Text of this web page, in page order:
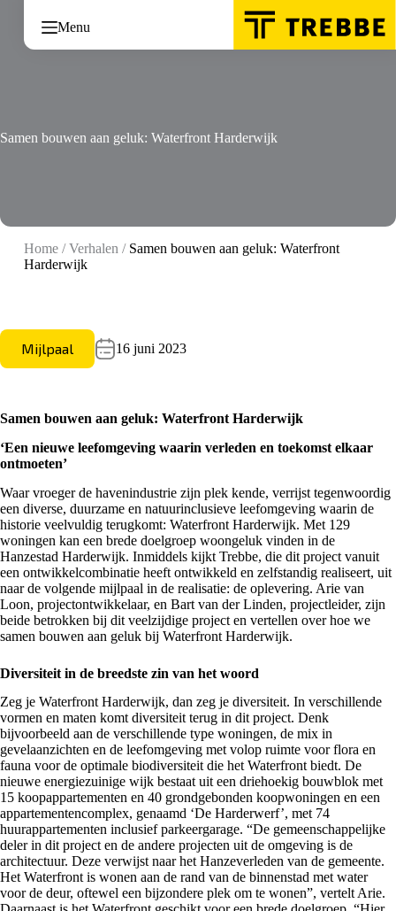
inhoud
Menu
Samen bouwen aan geluk: Waterfront Harderwijk
Home/Verhalen / Samen bouwen aan geluk: Waterfront
Harderwijk
Mijlpaal 16 juni 2023
Samen bouwen aan geluk: Waterfront Harderwijk
‘Een nieuwe leefomgeving waarin verleden en toekomst elkaar
ontmoeten’
Waar vroeger de havenindustrie zijn plek kende, verrijst tegenwoordig
een diverse, duurzame en natuurinclusieve leefomgeving waarin de
historie veelvuldig terugkomt: Waterfront Harderwijk. Met 129
woningen kan een brede doelgroep woongeluk vinden in de
Hanzestad Harderwijk. Inmiddels kijkt Trebbe, die dit project vanuit
een ontwikkelcombinatie heeft ontwikkeld en zelfstandig realiseert, uit
naar de volgende mijlpaal in de realisatie: de oplevering. Arie van
Loon, projectontwikkelaar, en Bart van der Linden, projectleider, zijn
beide betrokken bij dit veelzijdige project en vertellen over hoe we
samen bouwen aan geluk bij Waterfront Harderwijk.
Diversiteit in de breedste zin van het woord
Zeg je Waterfront Harderwijk, dan zeg je diversiteit. In verschillende
vormen en maten komt diversiteit terug in dit project. Denk
bijvoorbeeld aan de verschillende type woningen, de mix in
gevelaanzichten en de leefomgeving met volop ruimte voor flora en
fauna voor de optimale biodiversiteit die het Waterfront biedt. De
nieuwe energiezuinige wijk bestaat uit een driehoekig bouwblok met
15 koopappartementen en 40 grondgebonden koopwoningen en een
appartementencomplex, genaamd ‘De Harderwerf’, met 74
huurappartementen inclusief parkeergarage. “De gemeenschappelijke
deler in dit project en de andere projecten uit de omgeving is de
architectuur. Deze verwijst naar het Hanzeverleden van de gemeente.
Het Waterfront is wonen aan de rand van de binnenstad met water
voor de deur, oftewel een bijzondere plek om te wonen”, vertelt Arie.